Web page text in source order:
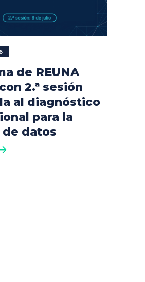
de REUNA
2.ª sesión
al diagnóstico
para la
datos